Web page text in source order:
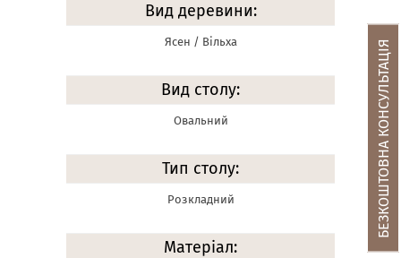
Вид деревини:
Ясен / Вільха
Вид столу:
Овальний
Тип столу:
Розкладний
Матеріал:
БЕЗКОШТОВНА КОНСУЛЬТАЦІЯ